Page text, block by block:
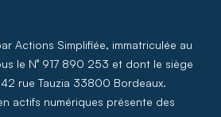
Actions Simplifiée, immatriculée au
le N° 917 890 253 et dont le siège
rue Tauzia 33800 Bordeaux.
actifs numériques présente des